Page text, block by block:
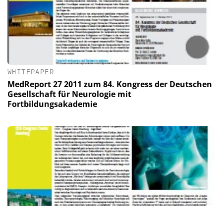
WHITEPAPER
MedReport 27 2011 zum 84. Kongress der Deutschen
Gesellschaft für Neurologie mit
Fortbildungsakademie